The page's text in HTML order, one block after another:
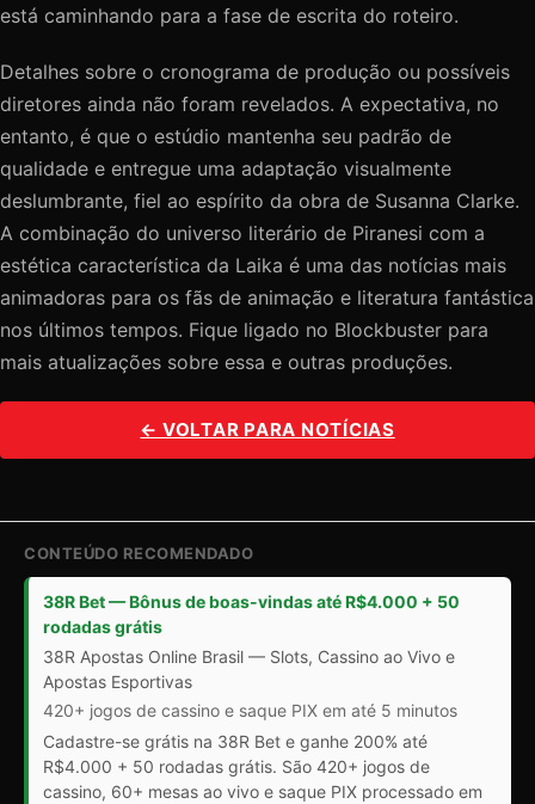
está caminhando para a fase de escrita do roteiro.
Detalhes sobre o cronograma de produção ou possíveis
diretores ainda não foram revelados. A expectativa, no
entanto, é que o estúdio mantenha seu padrão de
qualidade e entregue uma adaptação visualmente
deslumbrante, fiel ao espírito da obra de Susanna Clarke.
A combinação do universo literário de Piranesi com a
estética característica da Laika é uma das notícias mais
animadoras para os fãs de animação e literatura fantástica
nos últimos tempos. Fique ligado no Blockbuster para
mais atualizações sobre essa e outras produções.
← VOLTAR PARA NOTÍCIAS
CONTEÚDO RECOMENDADO
38R Bet — Bônus de boas-vindas até R$4.000 + 50
rodadas grátis
38R Apostas Online Brasil — Slots, Cassino ao Vivo e
Apostas Esportivas
420+ jogos de cassino e saque PIX em até 5 minutos
Cadastre-se grátis na 38R Bet e ganhe 200% até
R$4.000 + 50 rodadas grátis. São 420+ jogos de
cassino, 60+ mesas ao vivo e saque PIX processado em